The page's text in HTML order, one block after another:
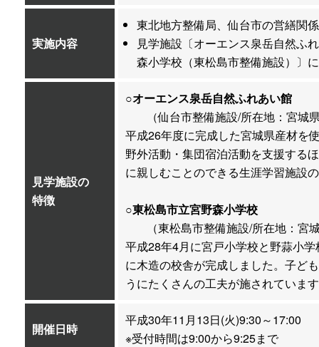
実施内容
東北地方整備局、仙台市の営繕関
見学施設〔オーエンス泉岳自然ふ
森小学校（東松島市整備施設）〕
見学施設の
特徴
○オーエンス泉岳自然ふれあい館
（仙台市整備施設/所在地：宮城
平成26年度に完成した宮城県産材を
野外活動・集団宿泊活動を支援する
に親しむことのできる生涯学習施設
○東松島市立宮野森小学校
（東松島市整備施設/所在地：宮
平成28年4月に宮戸小学校と野蒜小
に木造の校舎が完成しました。子ど
うにたくさんの工夫が施されていま
開催日時
平成30年11月13日(火)9:30～17:00
※受付時間は9:00から9:25まで